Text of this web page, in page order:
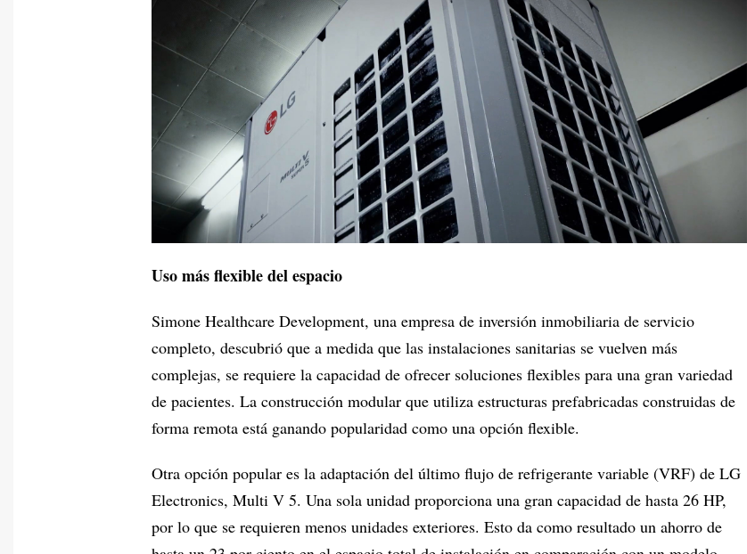
Uso más flexible del espacio
Simone Healthcare Development, una empresa de inversión inmobiliaria de servicio
completo, descubrió que a medida que las instalaciones sanitarias se vuelven más
complejas, se requiere la capacidad de ofrecer soluciones flexibles para una gran variedad
de pacientes. La construcción modular que utiliza estructuras prefabricadas construidas de
forma remota está ganando popularidad como una opción flexible.
Otra opción popular es la adaptación del último flujo de refrigerante variable (VRF) de LG
Electronics, Multi V 5. Una sola unidad proporciona una gran capacidad de hasta 26 HP,
por lo que se requieren menos unidades exteriores. Esto da como resultado un ahorro de